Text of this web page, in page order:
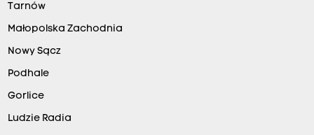
Tarnów
Małopolska Zachodnia
Nowy Sącz
Podhale
Gorlice
Ludzie Radia